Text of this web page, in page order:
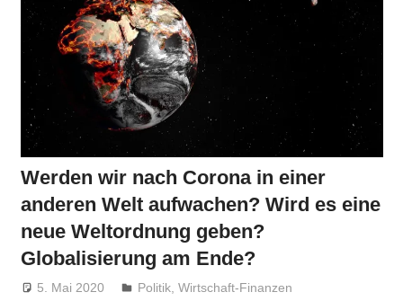
Werden wir nach Corona in einer
anderen Welt aufwachen? Wird es eine
neue Weltordnung geben?
Globalisierung am Ende?
5. Mai 2020 Niki Vogt
Politik ,Wirtschaft-Finanzen